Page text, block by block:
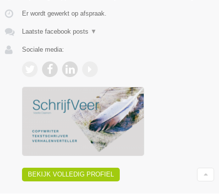
Er wordt gewerkt op afspraak.
Laatste facebook posts ▼
Sociale media:
BEKIJK VOLLEDIG PROFIEL